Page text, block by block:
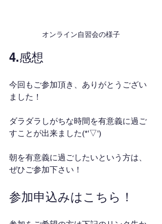
オンライン自習会の様子
4.感想
今回もご参加頂き、ありがとうござい
ました！
ダラダラしがちな時間を有意義に過ご
すことが出来ました(*'▽')
朝を有意義に過ごしたいという方は、
ぜひご参加下さい！
参加申込みはこちら！